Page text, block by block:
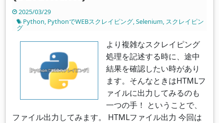
2025/03/29
Python PythonでWEBスクレイピング ,Selenium スクレイピン
グ
より複雑なスクレイピング
処理を記述する時に、途中
結果を確認したい時があり
ます。そんなときはHTMLフ
ァイルに出力してみるのも
一つの手！ ということで、
ファイル出力してみます。 HTMLファイル出力 今回は